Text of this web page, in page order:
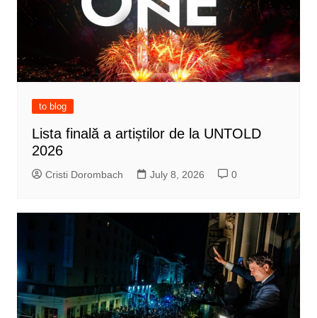
to blog
Lista finală a artiștilor de la UNTOLD
2026
Cristi Dorombach July 8, 2026 0